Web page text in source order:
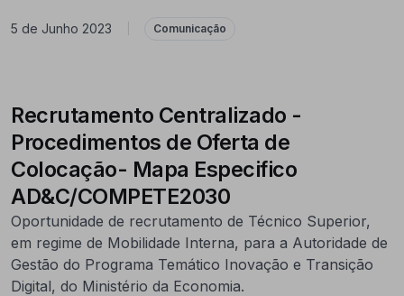
5 de Junho 2023 Comunicação
Recrutamento Centralizado -
Procedimentos de Oferta de
Colocação- Mapa Especifico
AD&C/COMPETE2030
Oportunidade de recrutamento de Técnico Superior,
em regime de Mobilidade Interna, para a Autoridade de
Gestão do Programa Temático Inovação e Transição
Digital, do Ministério da Economia.